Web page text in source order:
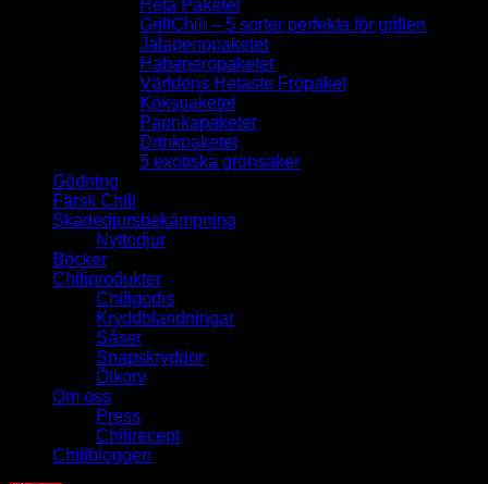
Heta Paketet
GrillChili – 5 sorter perfekta för grillen
Jalapenopaketet
Habaneropaketet
Världens Hetaste Fröpaket
Kökspaketet
Paprikapaketet
Drinkpaketet
5 exotiska grönsaker
Gödning
Färsk Chili
Skadedjursbekämpning
Nyttodjur
Böcker
Chiliprodukter
Chiligodis
Kryddblandningar
Såser
Snapskryddor
Ölkorv
Om oss
Press
Chilirecept
Chilibloggen